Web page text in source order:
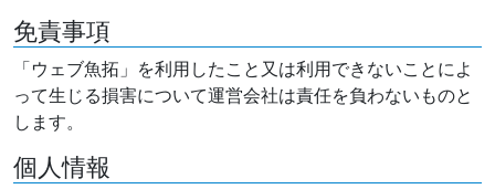
免責事項
「ウェブ魚拓」を利用したこと又は利用できないことによ
って生じる損害について運営会社は責任を負わないものと
します。
個人情報